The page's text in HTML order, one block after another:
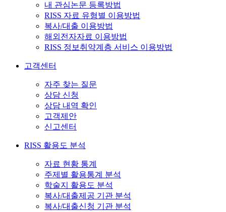
내 관심논문 등록방법
RISS 자료 유형별 이용방법
복사/대출 이용방법
해외전자자료 이용방법
RISS 정보취약계층 서비스 이용방법
고객센터
자주 찾는 질문
상담 신청
상담 내역 확인
고객제안
신고센터
RISS 활용도 분석
자료 현황 통계
주제별 활용통계 분석
학술지 활용도 분석
복사/대출제공 기관 분석
복사/대출신청 기관 분석